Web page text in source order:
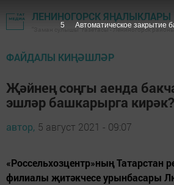
ЛЕНИНОГОРСК ЯҢАЛЫКЛАРЫ
"Заман сулышы" газетасы - Лениногорск
ФАЙДАЛЫ КИҢӘШЛӘР
Җәйнең соңгы аенда
эшләр башкарырга кирәк?
автор, 5 август 2021 - 09:07
«Россельхозцентр»ның Татарстан
филиалы җитәкчесе урынбасары
4 Автоматическое закрытие